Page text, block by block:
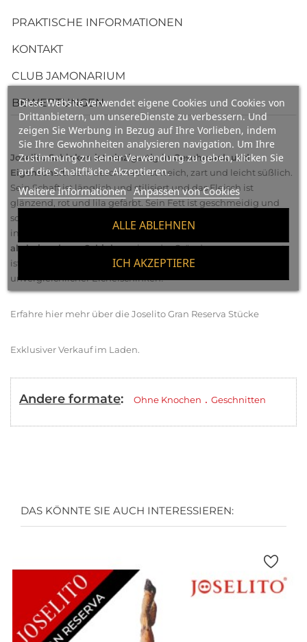
Diese Website verwendet eigene Cookies und Cookies von
Drittanbietern, um unsereDienste zu verbessern. Und
zeigen Sie Werbung in Bezug auf Ihre Vorlieben, indem
Sie Ihre Gewohnheiten analysieren navigation. Um Ihre
Zustimmung zu seiner Verwendung zu geben, klicken Sie
auf die Schaltfläche Akzeptieren.
Weitere Informationen Anpassen von Cookies
ALLE ABLEHNEN
ICH AKZEPTIERE
PRAKTISCHE INFORMATIONEN
KONTAKT
CLUB JAMONARIUM
BEWERTUNGEN
Joselito Schinken ist einzigartig in Geschmack und
Eigenschaft. Sein Geschmack ist weich, zart und leicht süßlich.
Sein Schaft ist länglich und stilisiert und das Fleisch ist
glänzend, rot und lila gefärbt. Sein Fett ist geschmeidig und
schmilzt am Gaumen, aromatisch und flüssig, mit einem
intensiven und langen Geschmack.Sein Fettanteil ist höher
als bei anderen Schinken, einer der Gründe, warum er so gut
ist und einen so intensiven Geschmack hat. Ein
unvergleichlicher Eichelschinken!
Erfahre hier mehr über die Joselito Gran Reserva Stücke
Exklusiver Verkauf im Laden.
Andere formate: Ohne Knochen . Geschnitten
DAS KÖNNTE SIE AUCH INTERESSIEREN: